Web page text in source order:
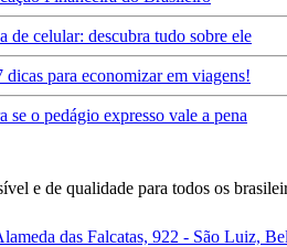
de celular: descubra tudo sobre ele
para economizar em viagens!
se o pedágio expresso vale a pena
e de qualidade para todos os
das Falcatas, 922 - São Luiz,